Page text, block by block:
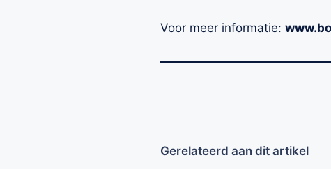
Voor meer informatie:
Gerelateerd aan dit artikel